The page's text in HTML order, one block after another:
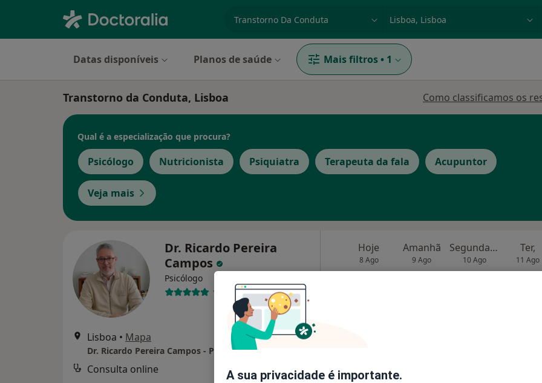
Datas disponíveis Planos de saúde Mais filtros • 1
Transtorno da Conduta, Lisboa Como classificamos os
Qual é a especialização que procura?
Psicólogo Nutricionista Psiquiatra Terapeuta da fala Acupuntor
Veja mais
Dr. Ricardo Pereira
Campos
Psicólogo
138 opiniões
Lisboa • Mapa
Consulta online 55 €
Hoje
8 Ago
Amanhã
9 Ago
Segunda-feira
10 Ago
Ter,
11 Ago
A sua privacidade é importante.